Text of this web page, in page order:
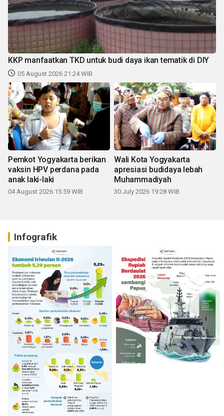
KKP manfaatkan TKD untuk budi daya ikan tematik di DIY
05 August 2026 21:24 WIB
Pemkot Yogyakarta berikan
vaksin HPV perdana pada
anak laki-laki
04 August 2026 15:59 WIB
Wali Kota Yogyakarta
apresiasi budidaya lebah
Muhammadiyah
30 July 2026 19:28 WIB
Infografik